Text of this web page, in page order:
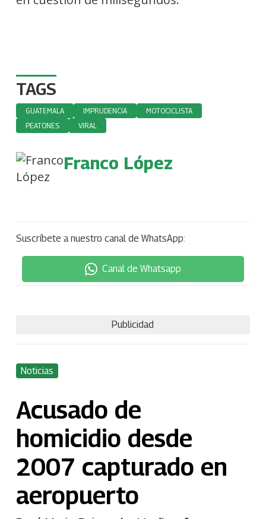
TAGS
GUATEMALA IMPRUDENCIA
MOTOCICLISTA
PEATONES
VIRAL
Franco López
Suscríbete a nuestro canal de WhatsApp:
Canal de Whatsapp
Publicidad
Noticias
Acusado de
homicidio desde
2007 capturado en
aeropuerto